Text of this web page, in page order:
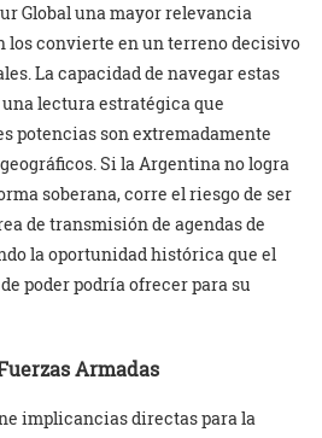
Global una mayor relevancia
los convierte en un terreno decisivo
La capacidad de navegar estas
lectura estratégica que
potencias son extremadamente
Si la Argentina no logra
soberana, corre el riesgo de ser
de transmisión de agendas de
la oportunidad histórica que el
poder podría ofrecer para su
Armadas
implicancias directas para la